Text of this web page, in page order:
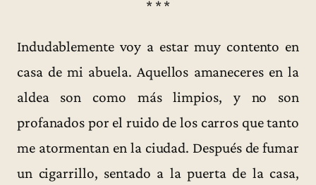
* * *
Indudablemente voy a estar muy contento en
casa de mi abuela. Aquellos amaneceres en la
aldea son como más limpios, y no son
profanados por el ruido de los carros que tanto
me atormentan en la ciudad. Después de fumar
un cigarrillo, sentado a la puerta de la casa,